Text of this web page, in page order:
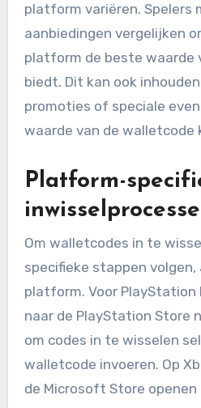
platform variëren. Spelers
aanbiedingen vergelijken
platform de beste waarde
biedt. Dit kan ook
promoties of speciale
waarde van de walletcode
Platform-
Om walletcodes in te
specifieke stappen
platform. Voor PlayStation
naar de PlayStation Store
om codes in te wisselen
walletcode invoeren. Op
de Microsoft Store